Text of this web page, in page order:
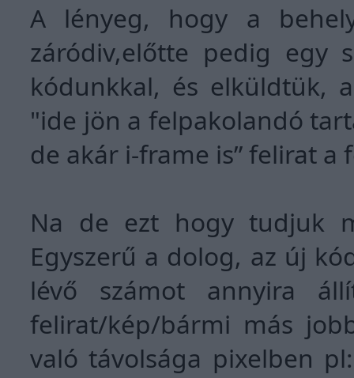
A lényeg, hogy a
záródiv,előtte pedig egy
kódunkkal, és elküldtük,
"ide jön a felpakolandó
de akár i-frame is” felirat
Na de ezt hogy tudjuk
Egyszerű a dolog, az új
lévő számot annyira
felirat/kép/bármi más
való távolsága pixelben